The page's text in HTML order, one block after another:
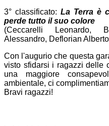
3° classificato: La Terra è
perde tutto il suo colore
(Ceccarelli Leonardo,
Alessandro, Deflorian
Con l'augurio che questa
visto sfidarsi i ragazzi delle
una maggiore
ambientale, ci
Bravi ragazzi!